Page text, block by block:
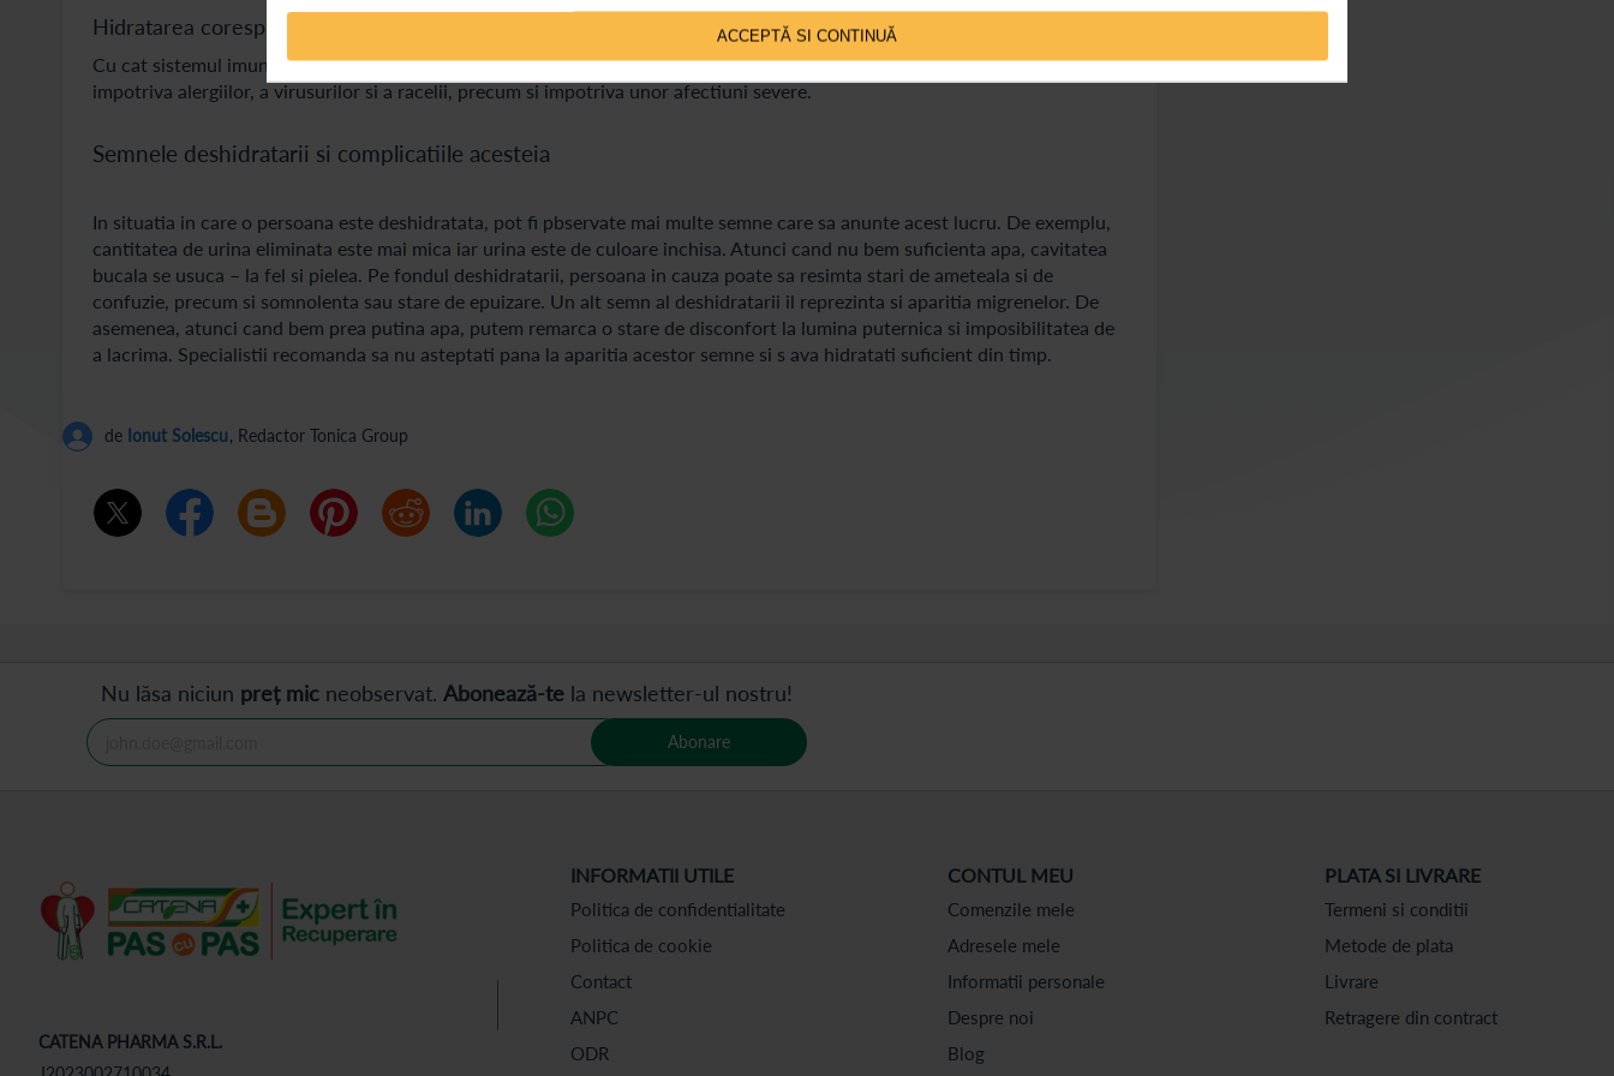
ACCEPTĂ SI CONTINUĂ
Hidratarea corespunzatoare sprijina intarirea sistemului imunitar
Cu cat sistemul imunitar al unei persoane este mai intarit, cu atat organismul respectivei persoane va lupta mai eficient
impotriva alergiilor, a virusurilor si a racelii, precum si impotriva unor afectiuni severe.
Semnele deshidratarii si complicatiile acesteia
In situatia in care o persoana este deshidratata, pot fi pbservate mai multe semne care sa anunte acest lucru. De exemplu,
cantitatea de urina eliminata este mai mica iar urina este de culoare inchisa. Atunci cand nu bem suficienta apa, cavitatea
bucala se usuca – la fel si pielea. Pe fondul deshidratarii, persoana in cauza poate sa resimta stari de ameteala si de
confuzie, precum si somnolenta sau stare de epuizare. Un alt semn al deshidratarii il reprezinta si aparitia migrenelor. De
asemenea, atunci cand bem prea putina apa, putem remarca o stare de disconfort la lumina puternica si imposibilitatea de
a lacrima. Specialistii recomanda sa nu asteptati pana la aparitia acestor semne si s ava hidratati suficient din timp.
de Ionut Solescu, Redactor Tonica Group
Nu lăsa niciun preț mic neobservat. Abonează-te la newsletter-ul nostru!
Abonare
CATENA PHARMA S.R.L.
INFORMATII UTILE
Politica de confidentialitate
Politica de cookie
Contact
ANPC
ODR
CONTUL MEU
Comenzile mele
Adresele mele
Informatii personale
Despre noi
Blog
PLATA SI LIVRARE
Termeni si conditii
Metode de plata
Livrare
Retragere din contract